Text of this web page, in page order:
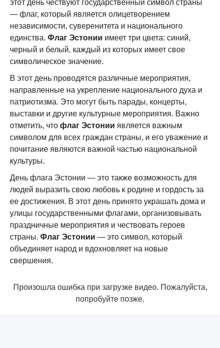
этот день чествуют государственный символ страны
— флаг, который является олицетворением
независимости, суверенитета и национального
единства. Флаг Эстонии имеет три цвета: синий,
черный и белый, каждый из которых имеет свое
символическое значение.
В этот день проводятся различные мероприятия,
направленные на укрепление национального духа и
патриотизма. Это могут быть парады, концерты,
выставки и другие культурные мероприятия. Важно
отметить, что флаг Эстонии является важным
символом для всех граждан страны, и его уважение и
почитание являются важной частью национальной
культуры.
День флага Эстонии — это также возможность для
людей выразить свою любовь к родине и гордость за
ее достижения. В этот день принято украшать дома и
улицы государственными флагами, организовывать
праздничные мероприятия и чествовать героев
страны. Флаг Эстонии — это символ, который
объединяет народ и вдохновляет на новые
свершения.
Произошла ошибка при загрузке видео. Пожалуйста,
попробуйте позже.